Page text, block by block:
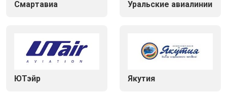
Смартавиа Уральские авиалинии
ЮТэйр Якутия